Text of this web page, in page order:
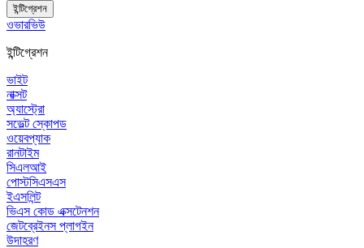
ইন্টিগ্রেশন
ওভারভিউ
ইন্টিগ্রেশন
ভাইট
নাক্সট
অ্যাস্ট্রো
সভেল্ট স্কোপড
ওয়েবপ্যাক
রানটাইম
সিএলআই
পোস্টসিএসএস
ইএসলিন্ট
ভিএস কোড এক্সটেনশন
জেটব্রেইনস প্লাগইন
উদাহরণ